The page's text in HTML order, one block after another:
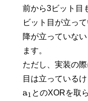
前から3ビット目
ビット目が立っ
降が立っていな
ます。
ただし、実装の
目は立っている
a1 とのXORを取